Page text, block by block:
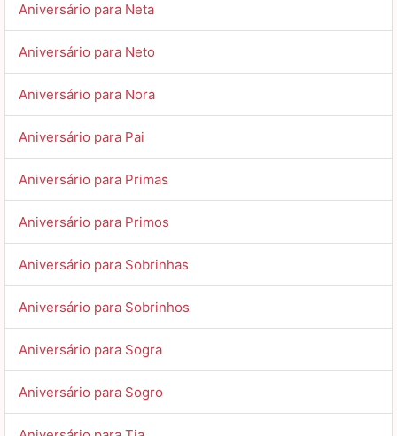
Aniversário para Neta
Aniversário para Neto
Aniversário para Nora
Aniversário para Pai
Aniversário para Primas
Aniversário para Primos
Aniversário para Sobrinhas
Aniversário para Sobrinhos
Aniversário para Sogra
Aniversário para Sogro